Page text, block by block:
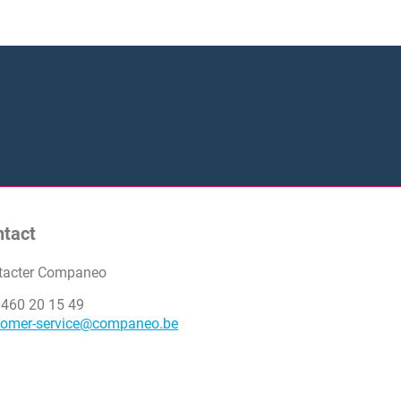
Companeo
20 15 49
service@companeo.be